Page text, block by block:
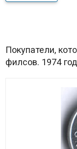
Покупатели,
филсов. 1974